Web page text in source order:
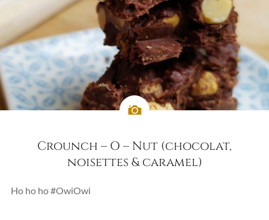
Crounch – O – Nut (chocolat,
noisettes & caramel)
Ho ho ho #OwiOwi